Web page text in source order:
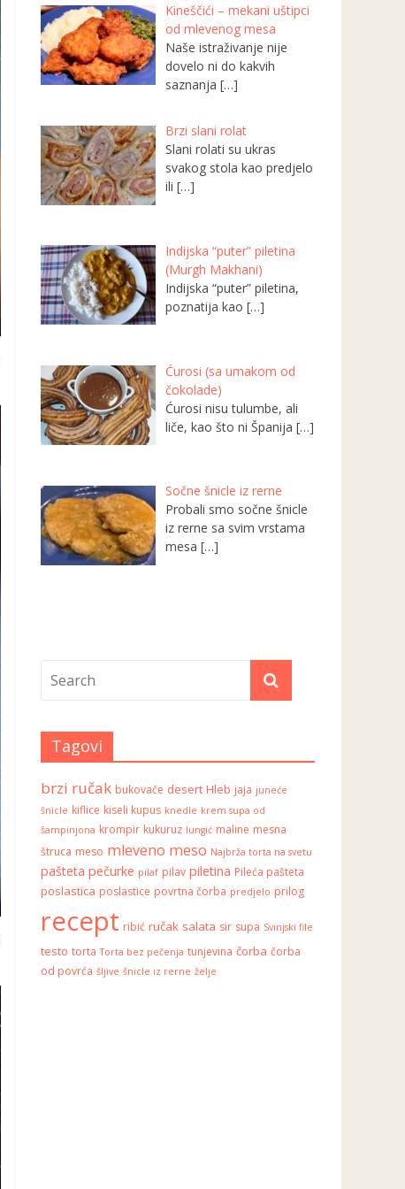
Kineščići – mekani uštipci
od mlevenog mesa
Naše istraživanje nije
dovelo ni do kakvih
saznanja […]
Brzi slani rolat
Slani rolati su ukras
svakog stola kao predjelo
ili […]
Indijska “puter” piletina
(Murgh Makhani)
Indijska “puter” piletina,
poznatija kao […]
Ćurosi (sa umakom od
čokolade)
Ćurosi nisu tulumbe, ali
liče, kao što ni Španija […]
Sočne šnicle iz rerne
Probali smo sočne šnicle
iz rerne sa svim vrstama
mesa […]
Tagovi
brzi ručak bukovače desert Hleb jaja juneće
šnicle kiflice kiseli kupus knedle krem supa od
šampinjona krompir kukuruz lungić maline mesna
štruca meso mleveno meso Najbrža torta na svetu
pašteta pečurke pilaf pilav piletina Pileća pašteta
poslastica poslastice povrtna čorba predjelo prilog
recept ribić ručak salata sir supa Svinjski file
testo torta Torta bez pečenja tunjevina čorba čorba
od povrća šljive šnicle iz rerne želje